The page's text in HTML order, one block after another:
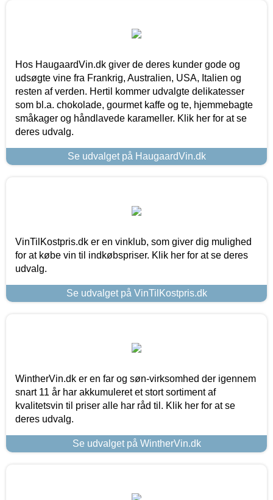
Hos HaugaardVin.dk giver de deres kunder gode og
udsøgte vine fra Frankrig, Australien, USA, Italien og
resten af verden. Hertil kommer udvalgte delikatesser
som bl.a. chokolade, gourmet kaffe og te, hjemmebagte
småkager og håndlavede karameller. Klik her for at se
deres udvalg.
Se udvalget på HaugaardVin.dk
VinTilKostpris.dk er en vinklub, som giver dig mulighed
for at købe vin til indkøbspriser. Klik her for at se deres
udvalg.
Se udvalget på VinTilKostpris.dk
WintherVin.dk er en far og søn-virksomhed der igennem
snart 11 år har akkumuleret et stort sortiment af
kvalitetsvin til priser alle har råd til. Klik her for at se
deres udvalg.
Se udvalget på WintherVin.dk